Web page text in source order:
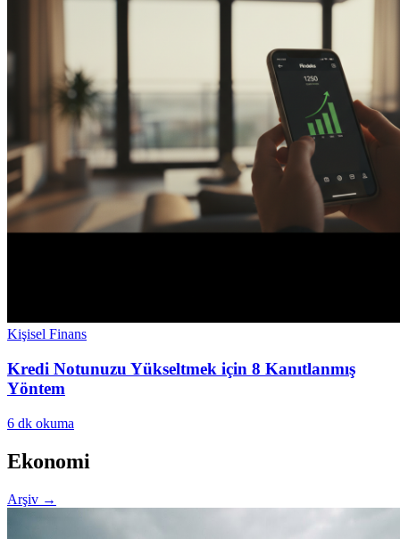
Kişisel Finans
Kredi Notunuzu Yükseltmek için 8 Kanıtlanmış
Yöntem
6 dk okuma
Ekonomi
Arşiv →